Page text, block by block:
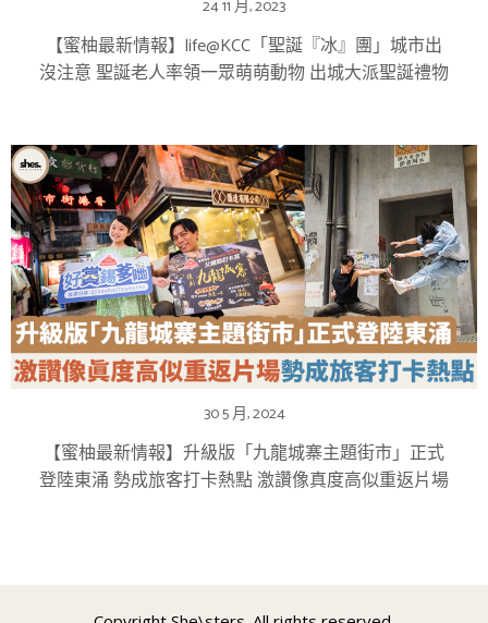
24 11 月, 2023
【蜜柚最新情報】life@KCC「聖誕『冰』團」城市出
沒注意 聖誕老人率領一眾萌萌動物 出城大派聖誕禮物
30 5 月, 2024
【蜜柚最新情報】升級版「九龍城寨主題街市」正式
登陸東涌 勢成旅客打卡熱點 激讚像真度高似重返片場